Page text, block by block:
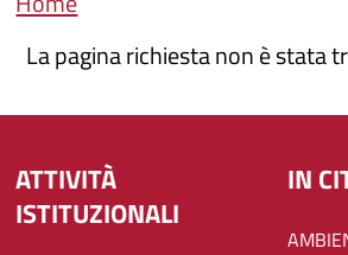
La pagina richiesta non è stata
ATTIVITÀ
ISTITUZIONALI
IN